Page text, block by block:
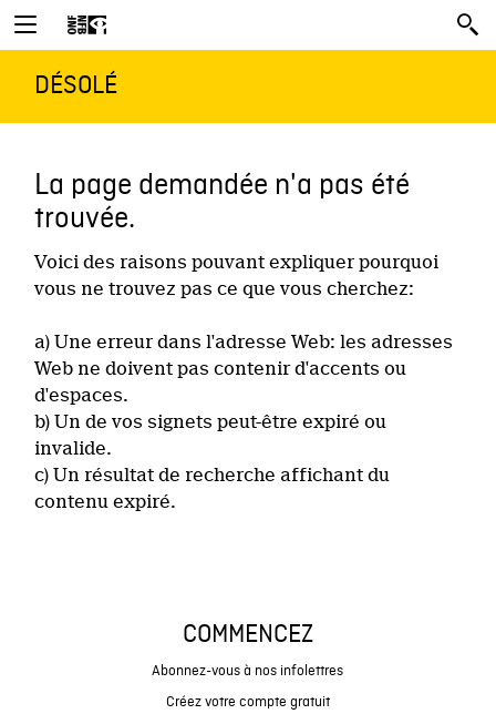
DÉSOLÉ
La page demandée n'a pas été
trouvée.
Voici des raisons pouvant expliquer pourquoi
vous ne trouvez pas ce que vous cherchez:
a) Une erreur dans l'adresse Web: les adresses
Web ne doivent pas contenir d'accents ou
d'espaces.
b) Un de vos signets peut-être expiré ou
invalide.
c) Un résultat de recherche affichant du
contenu expiré.
COMMENCEZ
Abonnez-vous à nos infolettres
Créez votre compte gratuit